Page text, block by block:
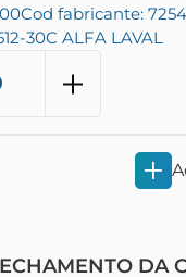
Cod fabricante:
30C ALFA LAVAL
DA